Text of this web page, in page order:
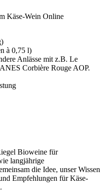
Käse-Wein Online
à 0,75 l)
Anlässe mit z.B. Le
Corbière Rouge AOP.
Bioweine für
langjährige
die Idee, unser Wissen
Empfehlungen für Käse-